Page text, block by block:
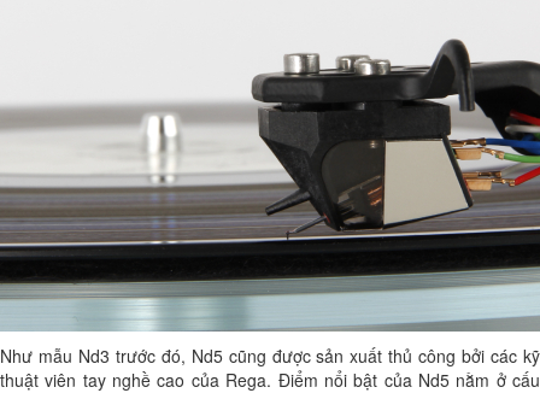
Như mẫu Nd3 trước đó, Nd5 cũng được sản xuất thủ công bởi các kỹ
thuật viên tay nghề cao của Rega. Điểm nổi bật của Nd5 nằm ở cấu